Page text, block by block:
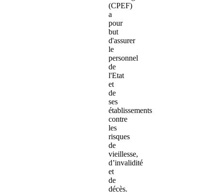
(CPEF)
a
pour
but
d'assurer
le
personnel
de
l'Etat
et
de
ses
établissements
contre
les
risques
de
vieillesse,
d’invalidité
et
de
décès.